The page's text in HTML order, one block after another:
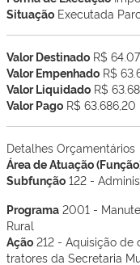
Situação Executada
Valor Destinado R$
Valor Empenhado R$
Valor Liquidado R$
Valor Pago R$ 63.686,20
Detalhes Orçamentários
Área de Atuação
Subfunção 122 -
Programa 2001 -
Rural
Ação 212 - Aquisição
tratores da Secretaria